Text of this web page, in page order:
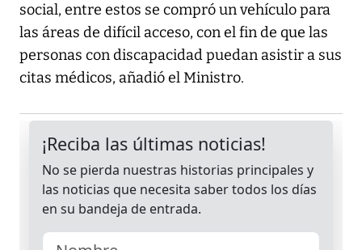
social, entre estos se compró un vehículo para
las áreas de difícil acceso, con el fin de que las
personas con discapacidad puedan asistir a sus
citas médicos, añadió el Ministro.